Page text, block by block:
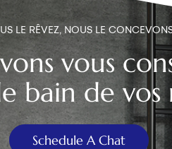
LE RÊVEZ, NOUS LE
vous
bain de vos
Schedule A Chat